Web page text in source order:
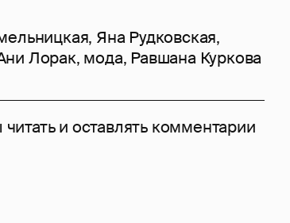
, Яна Рудковская,
Лорак, мода, Равшана Куркова
читать и оставлять комментарии